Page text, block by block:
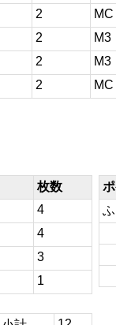
2
MC
2
M3
2
M3
2 MC
枚数
4
4
3
1